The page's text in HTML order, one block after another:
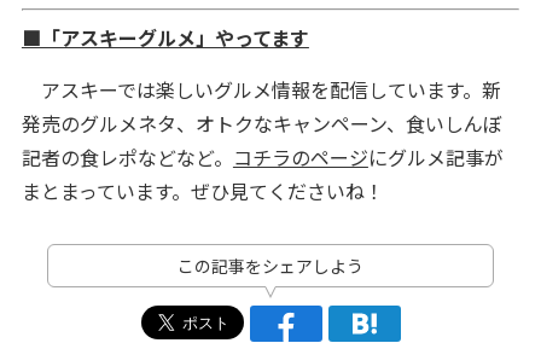
■「アスキーグルメ」やってます
アスキーでは楽しいグルメ情報を配信しています。新
発売のグルメネタ、オトクなキャンペーン、食いしんぼ
記者の食レポなどなど。 コチラのページにグルメ記事が
まとまっています。ぜひ見てくださいね！
この記事をシェアしよう